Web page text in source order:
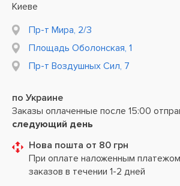
Киеве
Пр-т Мира, 2/3
Площадь Оболонская, 1
Пр-т Воздушных Сил, 7
по Украине
Заказы оплаченные после 15:00
следующий день
Нова пошта от 80 грн
При оплате наложенным
заказов в течении 1-2 дней